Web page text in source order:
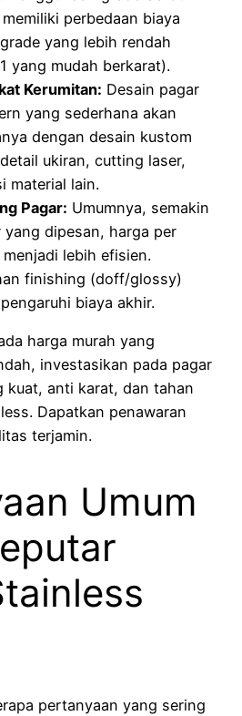
perbedaan biaya
yang lebih rendah
yang mudah berkarat).
Kerumitan: Desain pagar
yang sederhana akan
dengan desain kustom
ukiran, cutting laser,
material lain.
Pagar: Umumnya, semakin
yang dipesan, harga per
lebih efisien.
finishing (doff/glossy)
biaya akhir.
harga murah yang
investasikan pada pagar
kuat, anti karat, dan tahan
Dapatkan penawaran
terjamin.
Umum
pertanyaan yang sering